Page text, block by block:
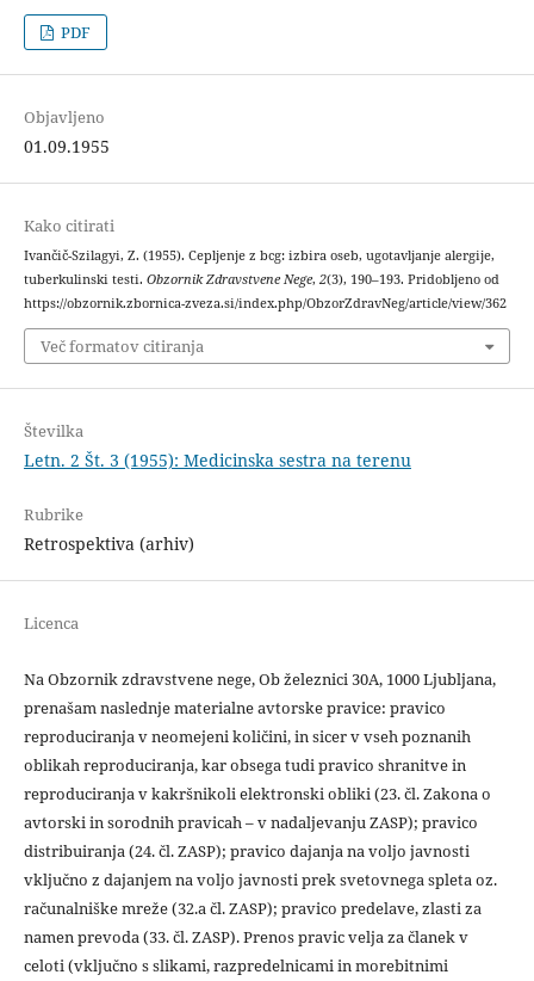
PDF
Objavljeno
01.09.1955
Kako citirati
Ivančič-Szilagyi, Z. (1955). Cepljenje z bcg: izbira oseb, ugotavljanje alergije,
tuberkulinski testi. Obzornik Zdravstvene Nege, 2(3), 190–193. Pridobljeno od
https://obzornik.zbornica-zveza.si/index.php/ObzorZdravNeg/article/view/362
Več formatov citiranja
Številka
Letn. 2 Št. 3 (1955): Medicinska sestra na terenu
Rubrike
Retrospektiva (arhiv)
Licenca
Na Obzornik zdravstvene nege, Ob železnici 30A, 1000 Ljubljana,
prenašam naslednje materialne avtorske pravice: pravico
reproduciranja v neomejeni količini, in sicer v vseh poznanih
oblikah reproduciranja, kar obsega tudi pravico shranitve in
reproduciranja v kakršnikoli elektronski obliki (23. čl. Zakona o
avtorski in sorodnih pravicah – v nadaljevanju ZASP); pravico
distribuiranja (24. čl. ZASP); pravico dajanja na voljo javnosti
vključno z dajanjem na voljo javnosti prek svetovnega spleta oz.
računalniške mreže (32.a čl. ZASP); pravico predelave, zlasti za
namen prevoda (33. čl. ZASP). Prenos pravic velja za članek v
celoti (vključno s slikami, razpredelnicami in morebitnimi